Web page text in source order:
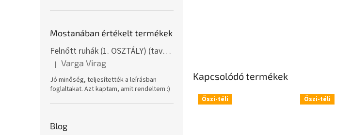
Mostanában értékelt termékek
Felnőtt ruhák (1. OSZTÁLY) (tavasz-nyár)
A termék értékelése 5-ből 5 csillag.
| Varga Virag
Jó minőség, teljesítették a leírásban
foglaltakat. Azt kaptam, amit rendeltem :)
Blog
Kapcsolódó termékek
Őszi-téli Őszi-téli